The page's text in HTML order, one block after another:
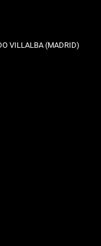
VILLALBA (MADRID)